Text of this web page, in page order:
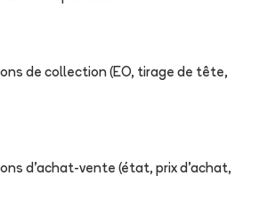
de collection (EO, tirage de tête,
d'achat-vente (état, prix d'achat,